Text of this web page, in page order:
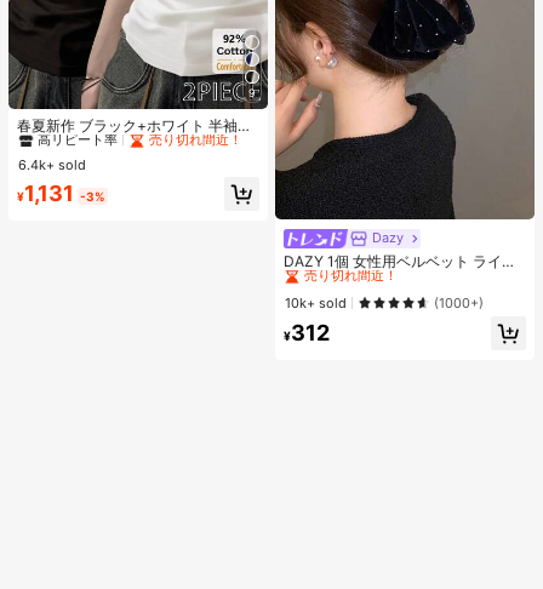
9
春夏新作 ブラック+ホワイト 半袖T
シャツ 2枚セット、レディース 無地
スリムフィット カジュアルアンダー
#2 ベストセラー
に 長持ちする 女性用トップス、ブラウス、Tシャツ
高リピート率
売り切れ間近！
#2 ベストセラー
に 長持ちする 女性用トップス、ブラウス、Tシャツ
高リピート率
#2 ベストセラー
に 長持ちする 女性用トップス、ブラウス、Tシャツ
高リピート率
#2 ベストセラー
に 長持ちする 女性用トップス、ブラウス、Tシャツ
売り切れ間近！
6.4k+ sold
¥1,131 -3%
Dazy
DAZY 1個 女性用ベルベット ライン
ストーン 大きなダブルリボン ヘアク
ロウクリップ、エレガントでかわい
いファッション、学校、パーティ
ー、バレエ、デイリーウェアに最適
なヘアアクセサリー、エレガントな
#2 ベストセラー
売り切れ間近！
#2 ベストセラー
売り切れ間近！
#2 ベストセラー
売り切れ間近！
#2 ベストセラー
ジオメトリック 女性のヘアアクセサリー
売り切れ間近！
10k+ sold (1000+)
¥312